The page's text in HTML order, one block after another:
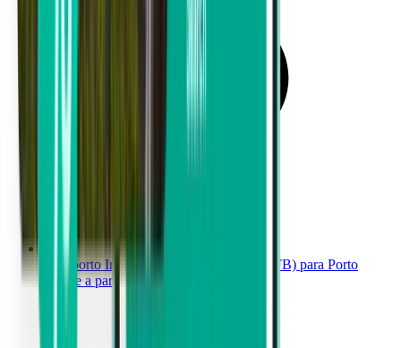
Aeroporto Internacional de Cabo Frio (CFB) para Porto
Alegre a partir de 231 €